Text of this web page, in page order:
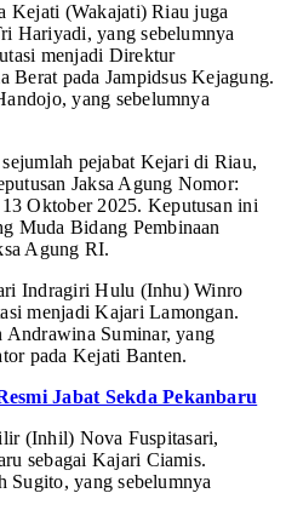
Kejati (Wakajati) Riau juga
Hariyadi, yang sebelumnya
menjadi Direktur
Berat pada Jampidsus Kejagung.
yang sebelumnya
pejabat Kejari di Riau,
Jaksa Agung Nomor:
Oktober 2025. Keputusan ini
Muda Bidang Pembinaan
Agung RI.
Indragiri Hulu (Inhu) Winro
menjadi Kajari Lamongan.
Andrawina Suminar, yang
pada Kejati Banten.
Jabat Sekda Pekanbaru
(Inhil) Nova Fuspitasari,
sebagai Kajari Ciamis.
yang sebelumnya